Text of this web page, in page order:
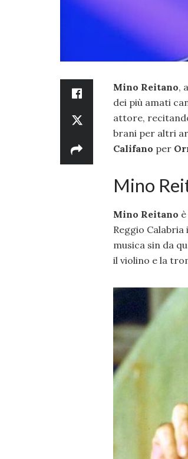
Mino Reitano,
dei più amati
attore,
brani per altri
Califano per
Mino
Mino Reitano
Reggio
musica sin da
il violino e la